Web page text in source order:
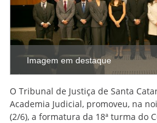
Imagem em destaque
O Tribunal de Justiça de Santa
Academia Judicial, promoveu, na
(2/6), a formatura da 18ª turma do